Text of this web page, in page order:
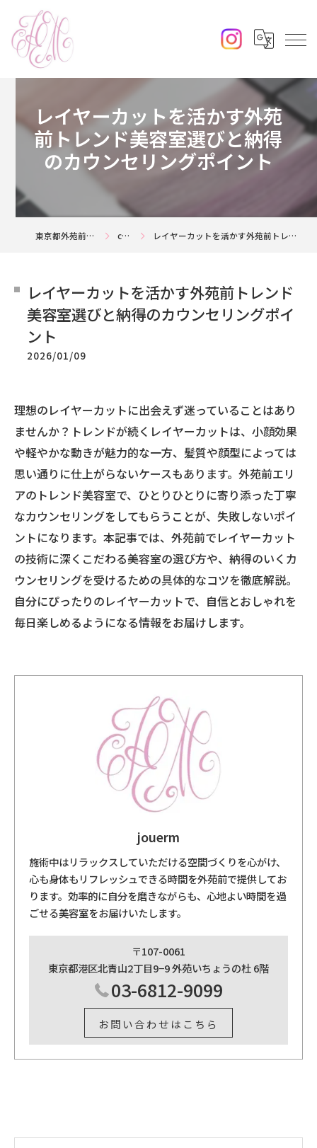
レイヤーカットを活かす外苑
前トレンド美容室選びと納得
のカウンセリングポイント
東京都外苑前の美容室ならjouerm column レイヤーカットを活かす外苑前トレンド美容室選びと納得のカウンセリングポイント
レイヤーカットを活かす外苑前トレンド
美容室選びと納得のカウンセリングポイ
ント
2026/01/09
理想のレイヤーカットに出会えず迷っていることはあり
ませんか？トレンドが続くレイヤーカットは、小顔効果
や軽やかな動きが魅力的な一方、髪質や顔型によっては
思い通りに仕上がらないケースもあります。外苑前エリ
アのトレンド美容室で、ひとりひとりに寄り添った丁寧
なカウンセリングをしてもらうことが、失敗しないポイ
ントになります。本記事では、外苑前でレイヤーカット
の技術に深くこだわる美容室の選び方や、納得のいくカ
ウンセリングを受けるための具体的なコツを徹底解説。
自分にぴったりのレイヤーカットで、自信とおしゃれを
毎日楽しめるようになる情報をお届けします。
jouerm
施術中はリラックスしていただける空間づくりを心がけ、
心も身体もリフレッシュできる時間を外苑前で提供してお
ります。効率的に自分を磨きながらも、心地よい時間を過
ごせる美容室をお届けいたします。
〒107-0061
東京都港区北青山2丁目9−9 外苑いちょうの杜 6階
03-6812-9099
お問い合わせはこちら